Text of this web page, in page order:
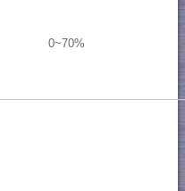
0~70%